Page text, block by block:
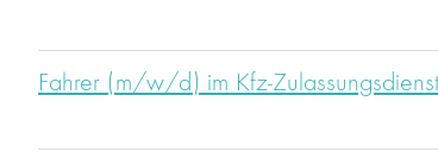
Fahrer (m/w/d) im Kfz-